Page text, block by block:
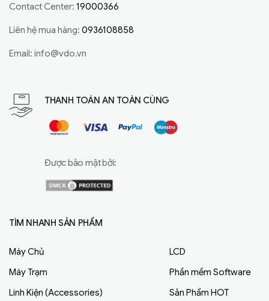
Contact Center: 19000366
Liên hệ mua hàng: 0936108858
Email: info@vdo.vn
THANH TOÁN AN TOÀN CÙNG
Được bảo mật bởi:
TÌM NHANH SẢN PHẨM
Máy Chủ
Máy Trạm
Linh Kiện (Accessories)
LCD
Phần mềm Software
Sản Phẩm HOT